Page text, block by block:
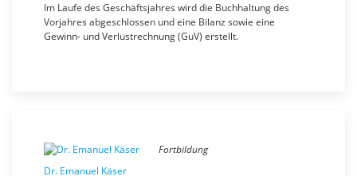
Im Laufe des Geschäftsjahres wird die Buchhaltung des
Vorjahres abgeschlossen und eine Bilanz sowie eine
Gewinn- und Verlustrechnung (GuV) erstellt.
Fortbildung
Dr. Emanuel Käser